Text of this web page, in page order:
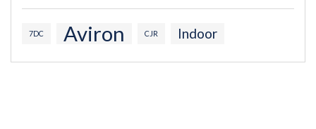
7DC Aviron CJR Indoor